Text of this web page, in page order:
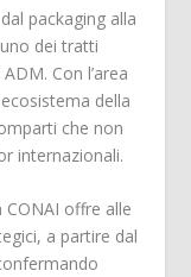
packaging alla
dei tratti
Con l’area
della
che non
internazionali.
offre alle
a partire dal